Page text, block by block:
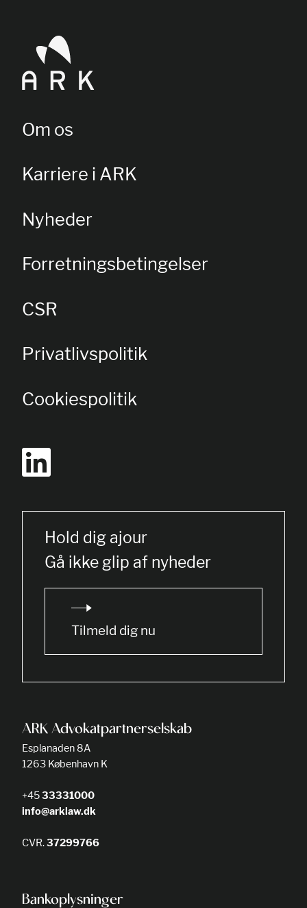
Om os
Karriere i ARK
Nyheder
Forretningsbetingelser
CSR
Privatlivspolitik
Cookiespolitik
Hold dig ajour
Gå ikke glip af nyheder
Tilmeld dig nu
ARK Advokatpartnerselskab
Esplanaden 8A
1263 København K
+4533331000
info@arklaw.dk
CVR.37299766
Bankoplysninger